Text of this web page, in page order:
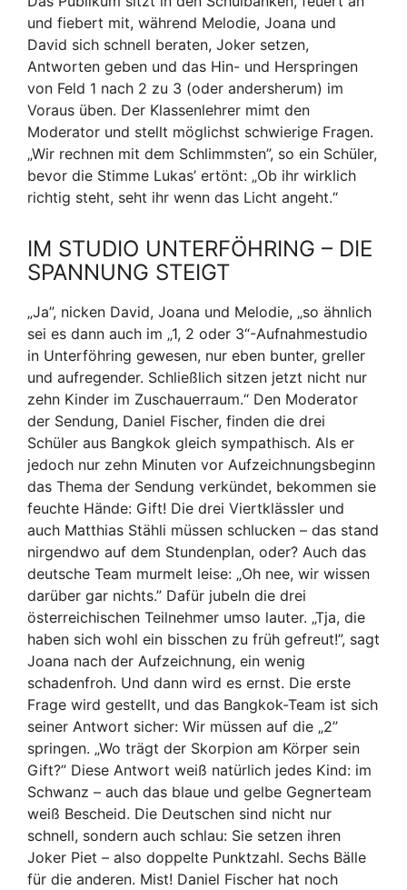
und fiebert mit, während Melodie, Joana und
David sich schnell beraten, Joker setzen,
Antworten geben und das Hin- und Herspringen
von Feld 1 nach 2 zu 3 (oder andersherum) im
Voraus üben. Der Klassenlehrer mimt den
Moderator und stellt möglichst schwierige Fragen.
„Wir rechnen mit dem Schlimmsten”, so ein Schüler,
bevor die Stimme Lukas’ ertönt: „Ob ihr wirklich
richtig steht, seht ihr wenn das Licht angeht.“
IM STUDIO UNTERFÖHRING – DIE
SPANNUNG STEIGT
„Ja”, nicken David, Joana und Melodie, „so ähnlich
sei es dann auch im „1, 2 oder 3“-Aufnahmestudio
in Unterföhring gewesen, nur eben bunter, greller
und aufregender. Schließlich sitzen jetzt nicht nur
zehn Kinder im Zuschauerraum.“ Den Moderator
der Sendung, Daniel Fischer, finden die drei
Schüler aus Bangkok gleich sympathisch. Als er
jedoch nur zehn Minuten vor Aufzeichnungsbeginn
das Thema der Sendung verkündet, bekommen sie
feuchte Hände: Gift! Die drei Viertklässler und
auch Matthias Stähli müssen schlucken – das stand
nirgendwo auf dem Stundenplan, oder? Auch das
deutsche Team murmelt leise: „Oh nee, wir wissen
darüber gar nichts.” Dafür jubeln die drei
österreichischen Teilnehmer umso lauter. „Tja, die
haben sich wohl ein bisschen zu früh gefreut!”, sagt
Joana nach der Aufzeichnung, ein wenig
schadenfroh. Und dann wird es ernst. Die erste
Frage wird gestellt, und das Bangkok-Team ist sich
seiner Antwort sicher: Wir müssen auf die „2”
springen. „Wo trägt der Skorpion am Körper sein
Gift?” Diese Antwort weiß natürlich jedes Kind: im
Schwanz – auch das blaue und gelbe Gegnerteam
weiß Bescheid. Die Deutschen sind nicht nur
schnell, sondern auch schlau: Sie setzen ihren
Joker Piet – also doppelte Punktzahl. Sechs Bälle
für die anderen. Mist! Daniel Fischer hat noch